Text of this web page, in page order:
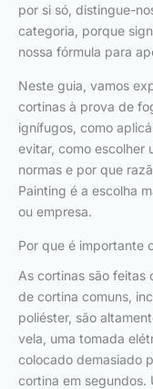
por si só, distingue-
categoria, porque
nossa fórmula para
Neste guia, vamos
cortinas à prova de
ignífugos, como
evitar, como escolher
normas e por que
Painting é a escolha
ou empresa.
Por que é importante
As cortinas são feitas
de cortina comuns,
poliéster, são
vela, uma tomada
colocado demasiado
cortina em segundos.